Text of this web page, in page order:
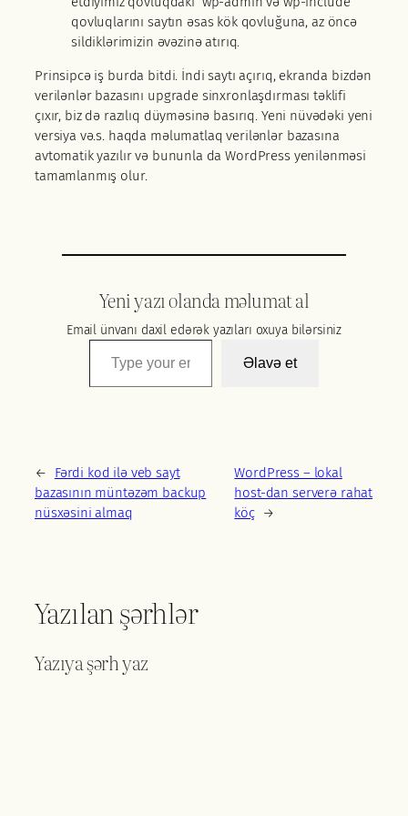
qovluqlarını saytın əsas kök qovluğuna, az öncə
sildiklərimizin əvəzinə atırıq.
Prinsipcə iş burda bitdi. İndi saytı açırıq, ekranda bizdən
verilənlər bazasını upgrade sinxronlaşdırması təklifi
çıxır, biz də razılıq düyməsinə basırıq. Yeni nüvədəki yeni
versiya və.s. haqda məlumatlaq verilənlər bazasına
avtomatik yazılır və bununla da WordPress yenilənməsi
tamamlanmış olur.
Yeni yazı olanda məlumat al
Email ünvanı daxil edərək yazıları oxuya bilərsiniz
Type your email…
Əlavə et
←
Fərdi kod ilə veb sayt
bazasının müntəzəm backup
nüsxəsini almaq
WordPress – lokal
host-dan serverə rahat
köç →
Yazılan şərhlər
Yazıya şərh yaz